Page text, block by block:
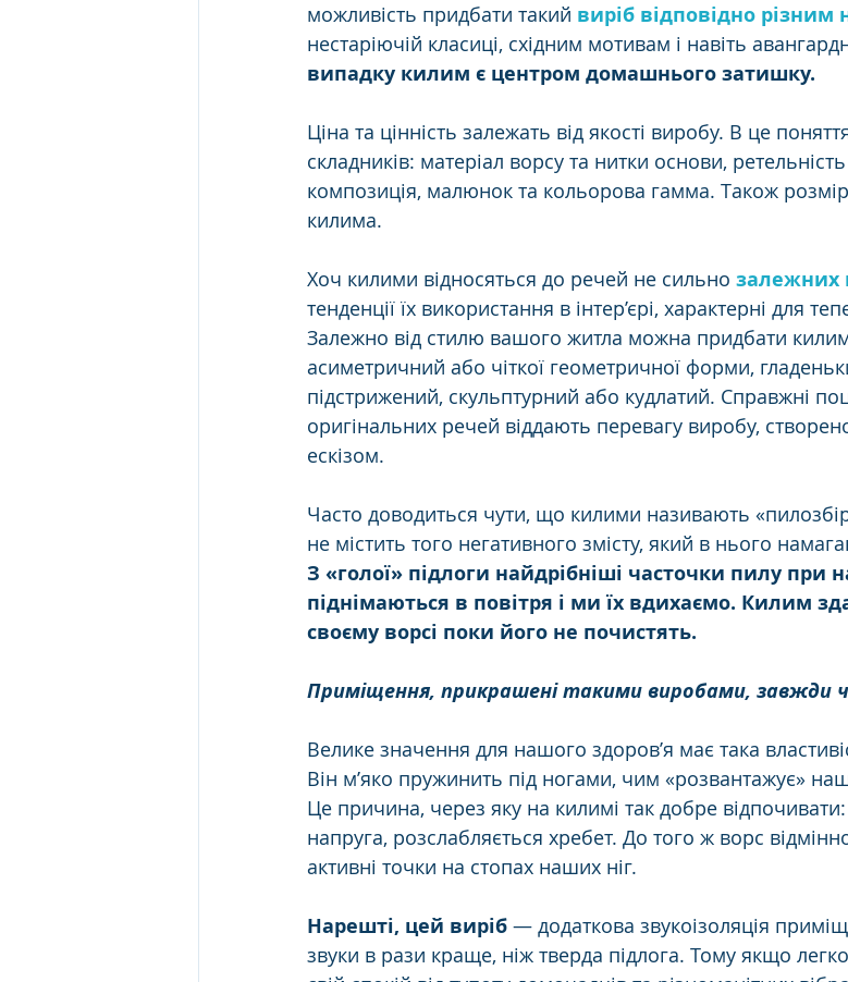
можливість придбати такий виріб відповідно
нестаріючій класиці, східним мотивам і навіть
випадку килим є центром домашнього затишку.
Ціна та цінність залежать від якості виробу. В це
складників: матеріал ворсу та нитки основи,
композиція, малюнок та кольорова гамма. Також
килима.
Хоч килими відносяться до речей не сильно залежних
тенденції їх використання в інтер’єрі, характерні для
Залежно від стилю вашого житла можна придбати
асиметричний або чіткої геометричної форми,
підстрижений, скульптурний або кудлатий. Справжні
оригінальних речей віддають перевагу виробу,
ескізом.
Часто доводиться чути, що килими називають
не містить того негативного змісту, який в нього
З «голої» підлоги найдрібніші часточки пилу при
піднімаються в повітря і ми їх вдихаємо. Килим
своєму ворсі поки його не почистять.
Приміщення, прикрашені такими виробами, завжди
Велике значення для нашого здоров’я має така
Він м’яко пружинить під ногами, чим «розвантажує»
Це причина, через яку на килимі так добре
напруга, розслабляється хребет. До того ж ворс
активні точки на стопах наших ніг.
Нарешті, цей виріб — додаткова звукоізоляція
звуки в рази краще, ніж тверда підлога. Тому якщо